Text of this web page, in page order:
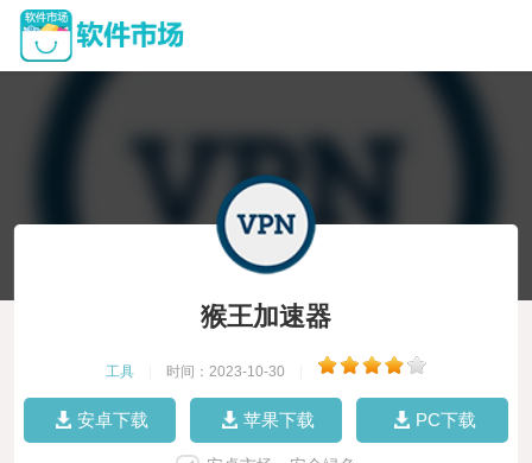
猴王加速器
工具 时间：2023-10-30
安卓下载 苹果下载 PC下载